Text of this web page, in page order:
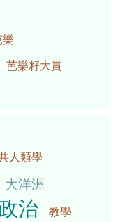
芭樂籽大賞
人類學
大洋洲
治 教學